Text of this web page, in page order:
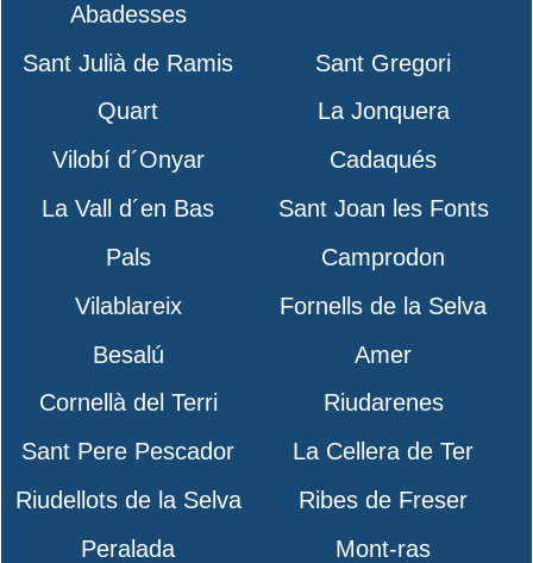
Abadesses
Sant Julià de Ramis
Sant Gregori
Quart
La Jonquera
Vilobí d´Onyar
Cadaqués
La Vall d´en Bas
Sant Joan les Fonts
Pals
Camprodon
Vilablareix
Fornells de la Selva
Besalú
Amer
Cornellà del Terri
Riudarenes
Sant Pere Pescador
La Cellera de Ter
Riudellots de la Selva
Ribes de Freser
Peralada
Mont-ras